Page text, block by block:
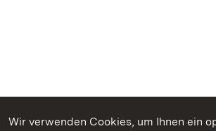
Wir verwenden Cookies, um Ihnen ein